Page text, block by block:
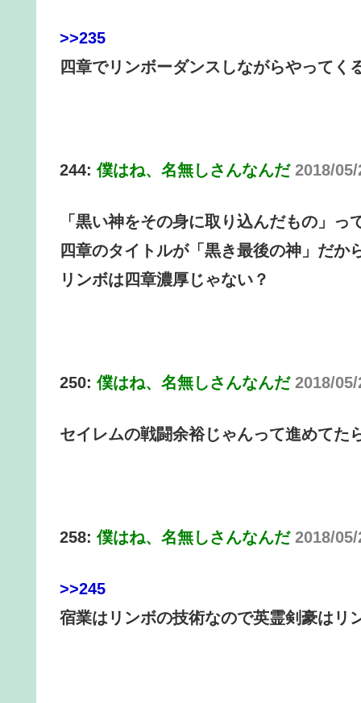
>>235
四章でリンボーダンスしながらやってく
244:僕はね、名無しさんなんだ 2018/
「黒い神をその身に取り込んだもの」っ
四章のタイトルが「黒き最後の神」だか
リンボは四章濃厚じゃない？
250:僕はね、名無しさんなんだ 2018/
セイレムの戦闘余裕じゃんって進めてた
258:僕はね、名無しさんなんだ 2018/
>>245
宿業はリンボの技術なので英霊剣豪はリ